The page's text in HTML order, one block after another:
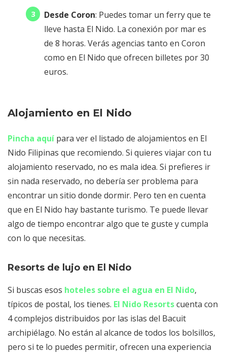
Desde Coron: Puedes tomar un ferry que te
lleve hasta El Nido. La conexión por mar es
de 8 horas. Verás agencias tanto en Coron
como en El Nido que ofrecen billetes por 30
euros.
Alojamiento en El Nido
Pincha aquí para ver el listado de alojamientos en El
Nido Filipinas que recomiendo. Si quieres viajar con tu
alojamiento reservado, no es mala idea. Si prefieres ir
sin nada reservado, no debería ser problema para
encontrar un sitio donde dormir. Pero ten en cuenta
que en El Nido hay bastante turismo. Te puede llevar
algo de tiempo encontrar algo que te guste y cumpla
con lo que necesitas.
Resorts de lujo en El Nido
Si buscas esos hoteles sobre el agua en El Nido,
típicos de postal, los tienes. El Nido Resortscuenta con
4 complejos distribuidos por las islas del Bacuit
archipiélago. No están al alcance de todos los bolsillos,
pero si te lo puedes permitir, ofrecen una experiencia